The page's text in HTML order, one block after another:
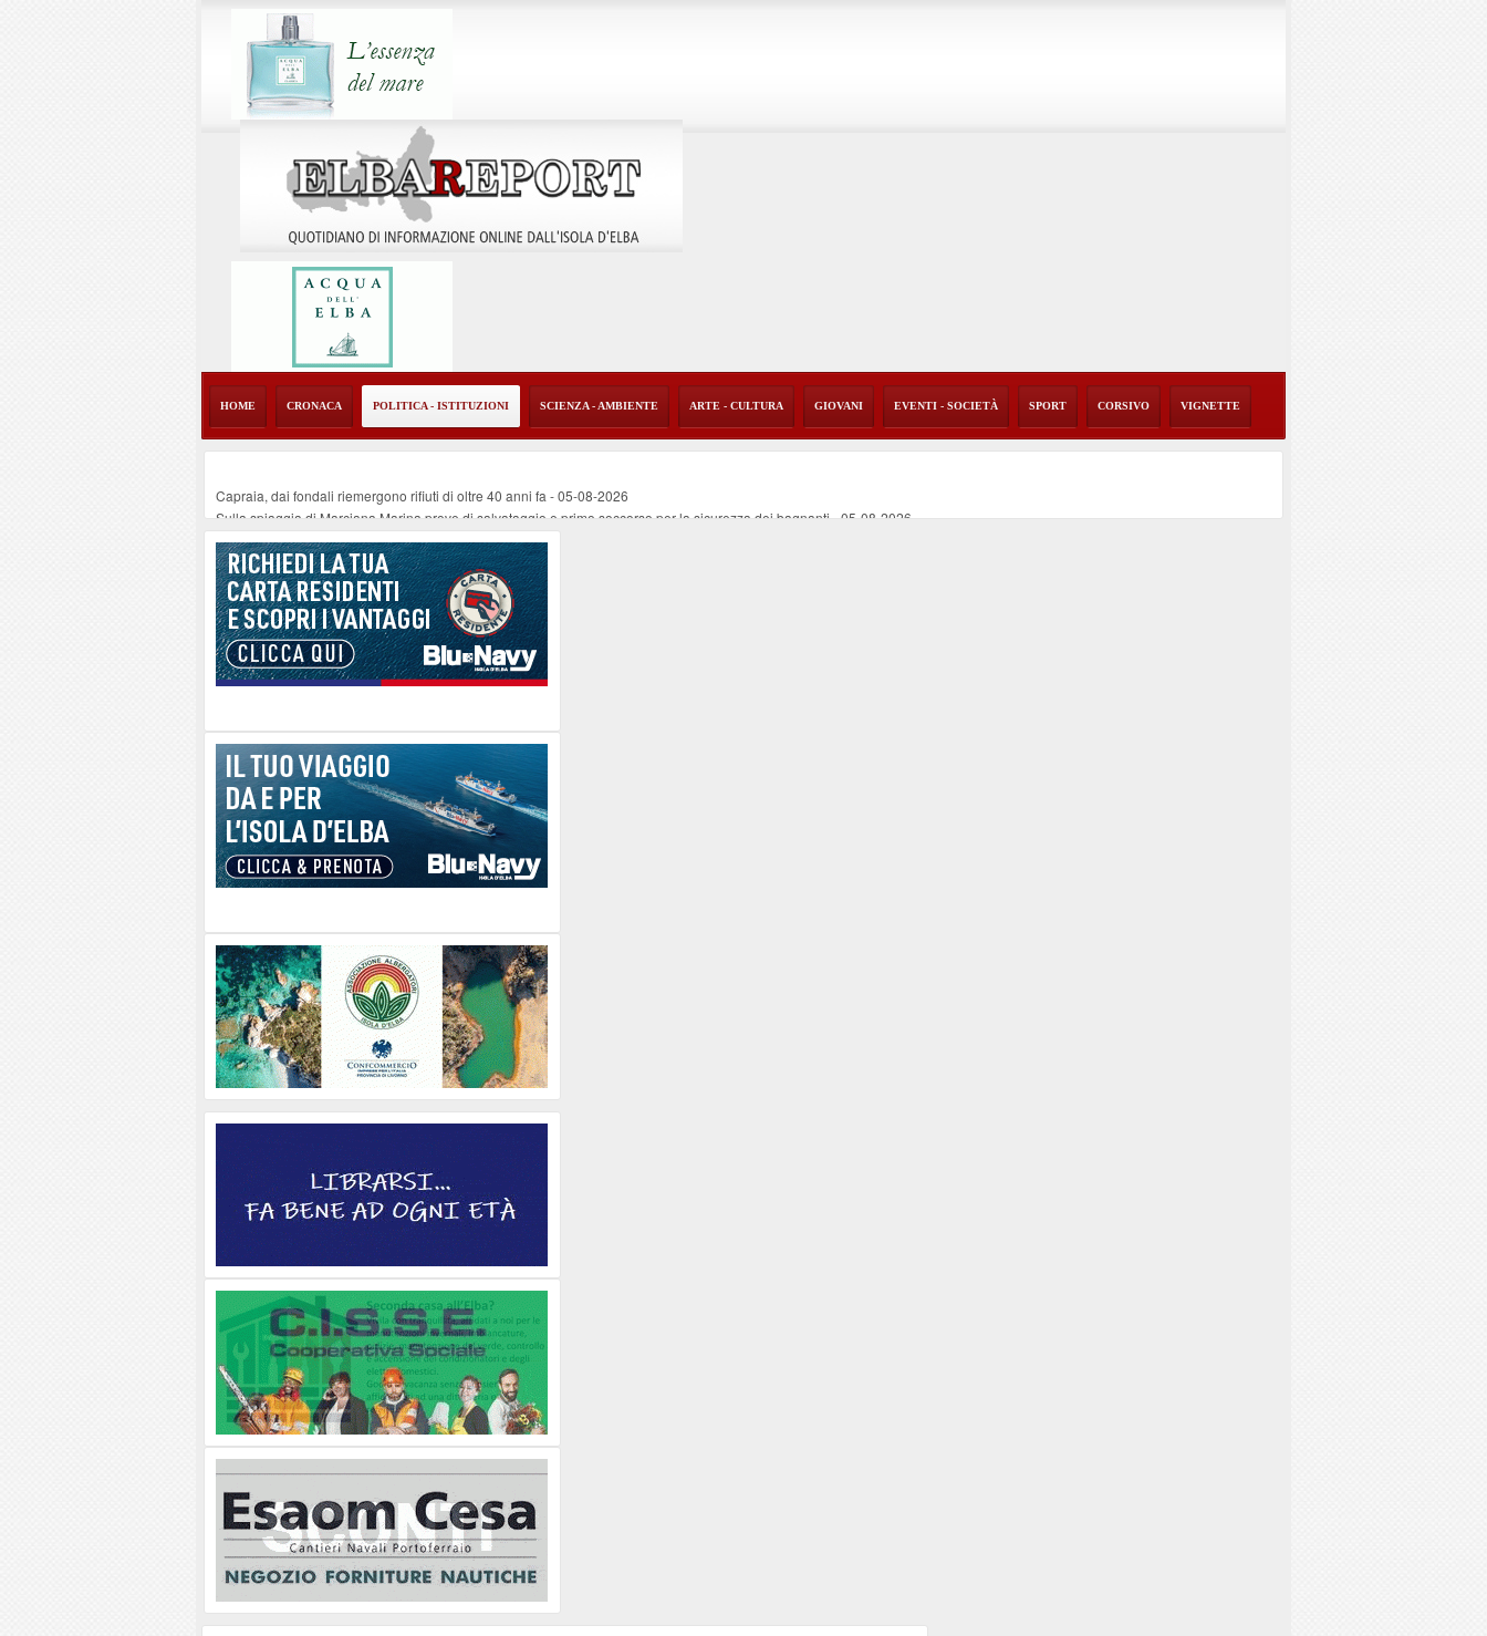
HOME CRONACA POLITICA - ISTITUZIONI SCIENZA - AMBIENTE ARTE - CULTURA GIOVANI EVENTI - SOCIETÀ SPORT CORSIVO VIGNETTE
Capraia, dai fondali riemergono rifiuti di oltre 40 anni fa -05-08-2026
Sulla spiaggia di Marciana Marina prove di salvataggio e primo soccorso per la sicurezza dei bagnanti-05-08-2026
Rotta Elba–Bali: il viaggio impossibile di Moira Lena Tassi approda al Museo Bolano
Il 9 e 11 agosto, due passeggiate alla scoperta di chiese, santi, antichi vigneti e mulini
Danilo Casali, marinaio decorato dell’Elba e la straordinaria traversata con la nave “Pietro Orseolo”